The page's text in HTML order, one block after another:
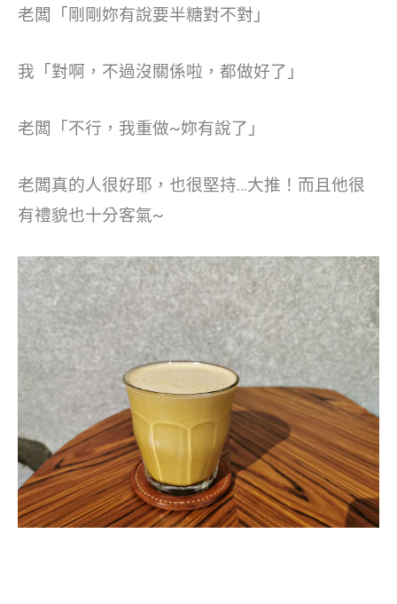
老闆「剛剛妳有說要半糖對不對」
我「對啊，不過沒關係啦，都做好了」
老闆「不行，我重做~妳有說了」
老闆真的人很好耶，也很堅持…大推！而且他很
有禮貌也十分客氣~